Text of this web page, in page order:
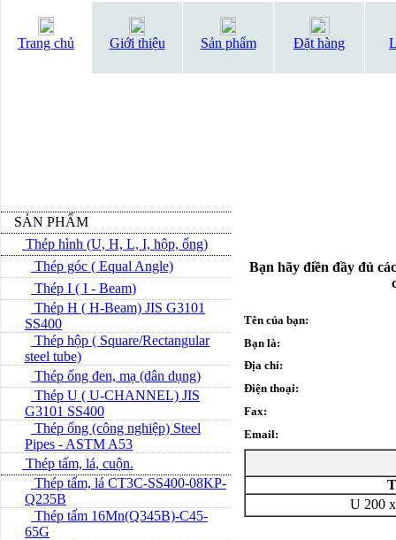
Trang chủ Giới thiệu Sản phẩm Đặt hàng
SẢN PHẨM
Thép hình (U, H, L, I, hộp, ống)
Thép góc ( Equal Angle)
Thép I ( I - Beam)
Thép H ( H-Beam) JIS G3101
SS400
Thép hộp ( Square/Rectangular
steel tube)
Thép ống đen, mạ (dân dụng)
Thép U ( U-CHANNEL) JIS
G3101 SS400
Thép ống (công nghiệp) Steel
Pipes - ASTM A53
Thép tấm, lá, cuộn.
Thép tấm, lá CT3C-SS400-08KP-
Q235B
Thép tấm 16Mn(Q345B)-C45-
65G
Bạn hãy điền đầy đủ
Tên của bạn:
Bạn là:
Địa chỉ:
Điện thoại:
Fax:
Email:
U 200